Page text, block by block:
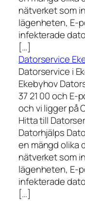
nätverket som
lägenheten, E-
infekterade
[…]
Datorservice
Datorservice i
Ekebyhov
37 21 00 och
och vi ligger på
Hitta till
Datorhjälps
en mängd olika
nätverket som
lägenheten, E-
infekterade
[…]